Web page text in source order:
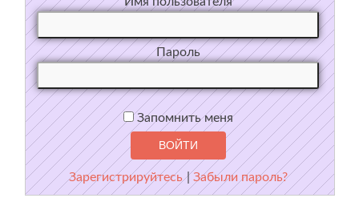
Пароль
Запомнить меня
Зарегистрируйтесь |Забыли пароль?